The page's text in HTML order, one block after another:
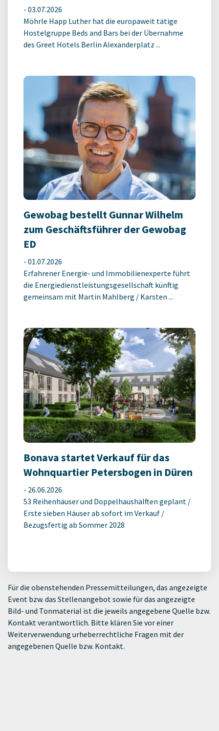
- 03.07.2026
Möhrle Happ Luther hat die europaweit tätige
Hostelgruppe Beds and Bars bei der Übernahme
des Greet Hotels Berlin Alexanderplatz ...
Gewobag bestellt Gunnar Wilhelm
zum Geschäftsführer der Gewobag
ED
- 01.07.2026
Erfahrener Energie- und Immobilienexperte führt
die Energiedienstleistungsgesellschaft künftig
gemeinsam mit Martin Mahlberg / Karsten ...
Bonava startet Verkauf für das
Wohnquartier Petersbogen in Düren
- 26.06.2026
53 Reihenhäuser und Doppelhaushälften geplant /
Erste sieben Häuser ab sofort im Verkauf /
Bezugsfertig ab Sommer 2028
Für die obenstehenden Pressemitteilungen, das angezeigte
Event bzw. das Stellenangebot sowie für das angezeigte
Bild- und Tonmaterial ist die jeweils angegebene Quelle bzw.
Kontakt verantwortlich. Bitte klären Sie vor einer
Weiterverwendung urheberrechtliche Fragen mit der
angegebenen Quelle bzw. Kontakt.